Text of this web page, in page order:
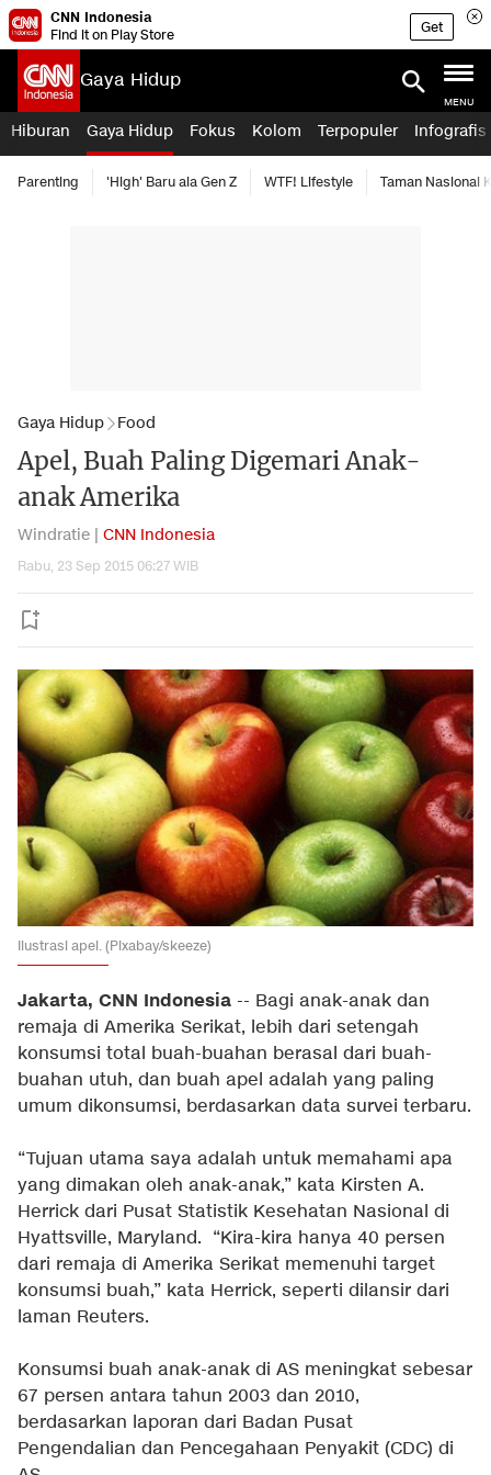
CNN Indonesia
Find it on Play Store
Get
Gaya Hidup
MENU
Hiburan Gaya Hidup Fokus Kolom Terpopuler Infografis
Parenting 'High' Baru ala Gen Z WTF! Lifestyle Taman Nasional
Gaya Hidup Food
Apel, Buah Paling Digemari Anak-
anak Amerika
Windratie | CNN Indonesia
Rabu, 23 Sep 2015 06:27 WIB
Ilustrasi apel. (Pixabay/skeeze)
Jakarta, CNN Indonesia -- Bagi anak-anak dan
remaja di Amerika Serikat, lebih dari setengah
konsumsi total buah-buahan berasal dari buah-
buahan utuh, dan buah apel adalah yang paling
umum dikonsumsi, berdasarkan data survei terbaru.
“Tujuan utama saya adalah untuk memahami apa
yang dimakan oleh anak-anak,” kata Kirsten A.
Herrick dari Pusat Statistik Kesehatan Nasional di
Hyattsville, Maryland. “Kira-kira hanya 40 persen
dari remaja di Amerika Serikat memenuhi target
konsumsi buah,” kata Herrick, seperti dilansir dari
laman Reuters.
Konsumsi buah anak-anak di AS meningkat sebesar
67 persen antara tahun 2003 dan 2010,
berdasarkan laporan dari Badan Pusat
Pengendalian dan Pencegahaan Penyakit (CDC) di